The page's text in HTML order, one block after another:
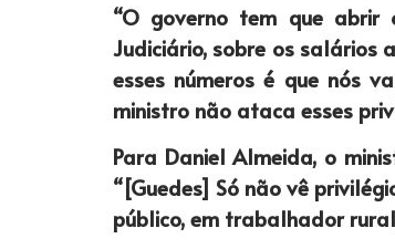
“O governo tem que abrir
Judiciário, sobre os salários
esses números é que nós
ministro não ataca esses
Para Daniel Almeida, o
“[Guedes] Só não vê
público, em trabalhador